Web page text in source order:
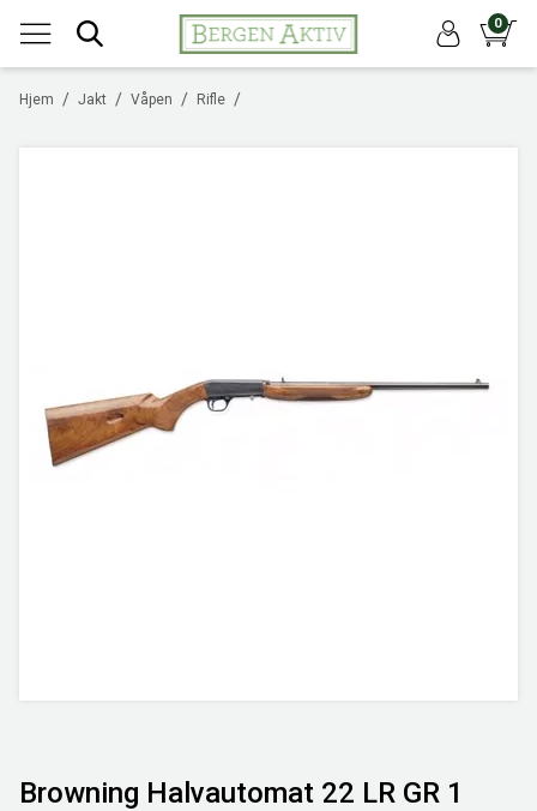
0
/
Hjem /
Jakt /
Våpen /
Rifle
Browning Halvautomat 22 LR GR 1